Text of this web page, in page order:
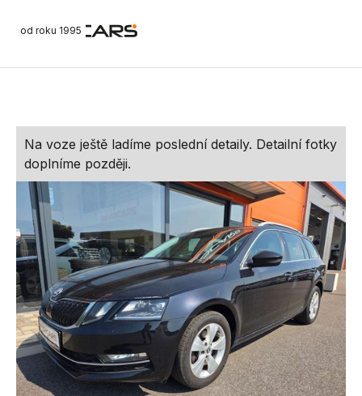
od roku 1995
Na voze ještě ladíme poslední detaily. Detailní fotky
doplníme později.